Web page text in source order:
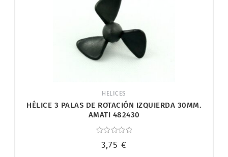
HELICES
HÉLICE 3 PALAS DE ROTACIÓN IZQUIERDA 30MM.
AMATI 482430
con
3,75 €